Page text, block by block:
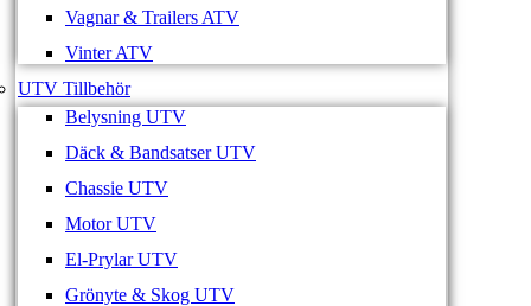
Vagnar & Trailers ATV
Vinter ATV
UTV Tillbehör
Belysning UTV
Däck & Bandsatser UTV
Chassie UTV
Motor UTV
El-Prylar UTV
Grönyte & Skog UTV